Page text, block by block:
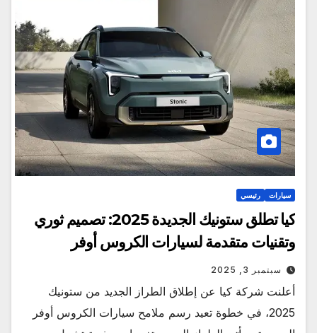
سيارات رئيسي
كيا تطلق ستونيك الجديدة 2025: تصميم ثوري
وتقنيات متقدمة لسيارات الكروس أوفر
سبتمبر 3, 2025
أعلنت شركة كيا عن إطلاق الطراز الجديد من ستونيك
2025، في خطوة تعيد رسم ملامح سيارات الكروس أوفر